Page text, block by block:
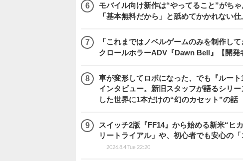
モバイル向け新作は“やってること”がち
「基本無料だから」と舐めてかかれない仕
「これまではノベルゲームのみを制作し
クロールホラーADV『Dawn Bell』【開発
車が変形してロボになった、でも『ルー
インタビュー。新旧スタッフが語るシリ
した世界に1本だけの“幻のカセット”の話
スイッチ2版『FF14』から始める新米“ヒ
リートライアル」や、初心者でも安心の
2026.8.4 Tue 22:20